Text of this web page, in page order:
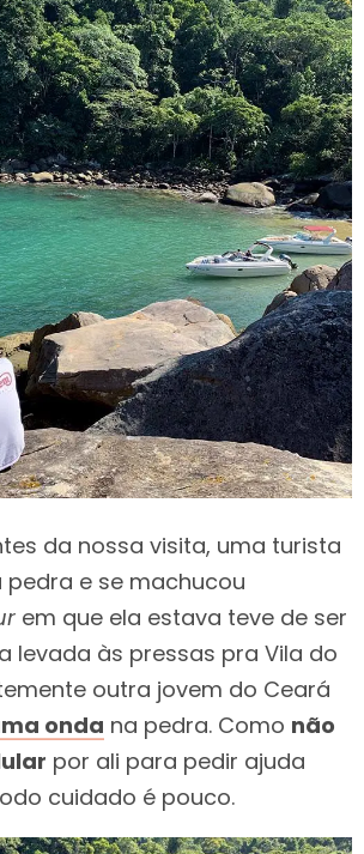
da nossa visita, uma turista
e se machucou
em que ela estava teve de ser
levada às pressas pra Vila do
outra jovem do Ceará
onda na pedra. Como não
por ali para pedir ajuda
cuidado é pouco.